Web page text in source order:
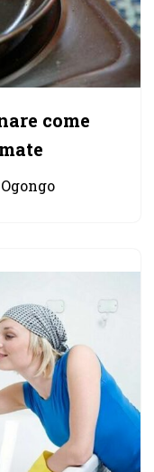
come